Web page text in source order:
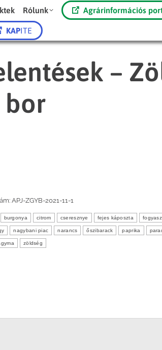
Rólunk Agrárinformációs
KAPITE
–
bor
APJ-ZGYB-2021-11-1
burgonya citrom cseresznye fejes káposzta
nagybani piac narancs őszibarack paprika
zöldség